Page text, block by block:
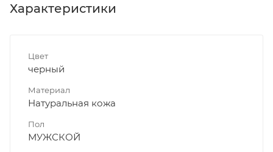
Характеристики
Цвет
черный
Материал
Натуральная кожа
Пол
МУЖСКОЙ